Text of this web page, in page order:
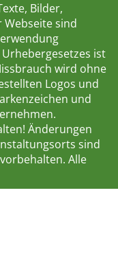
Bilder,
Webseite sind
ist
wird ohne
Logos und
und
Änderungen
sind
Alle